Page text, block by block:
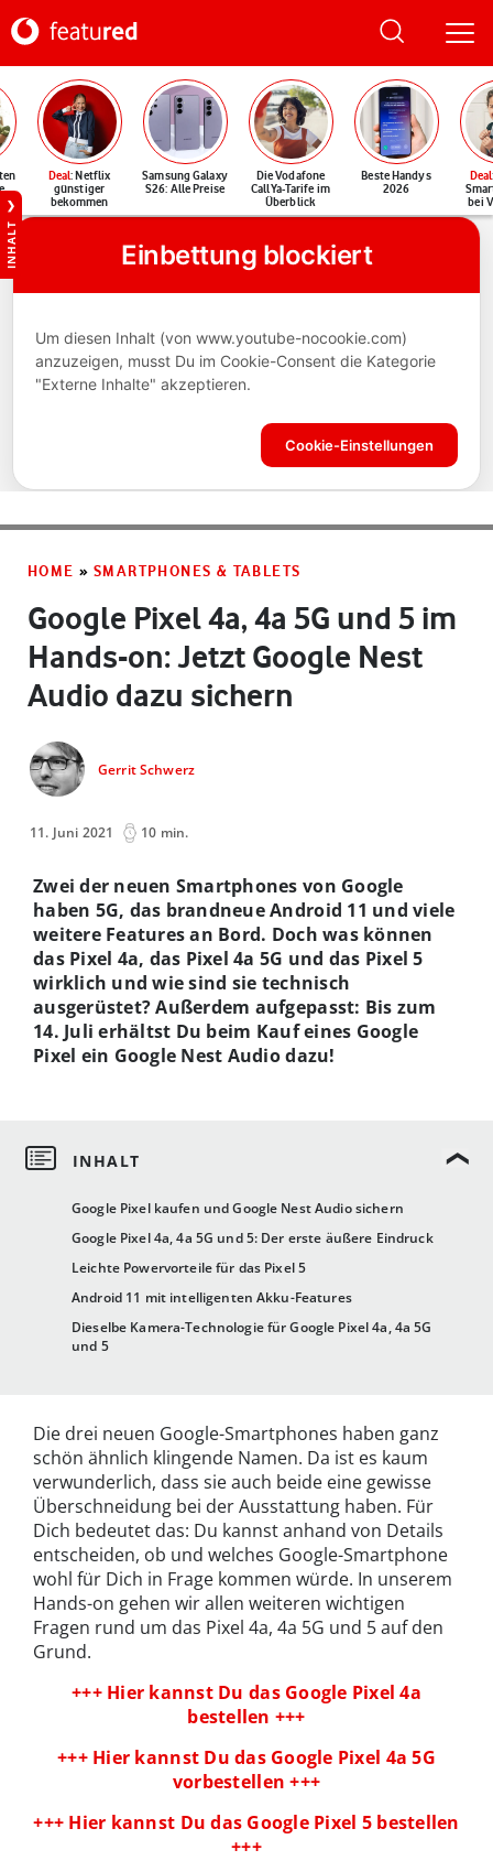
Deal: Netflix
günstiger
bekommen
Samsung Galaxy
S26: Alle Preise
Die Vodafone
CallYa-Tarife im
Überblick
Beste Handys
2026
Deal
bei
INHALT
HOME » SMARTPHONES & TABLETS
Google Pixel 4a, 4a 5G und 5 im
Hands-on: Jetzt Google Nest
Audio dazu sichern
Gerrit Schwerz
11. Juni 2021 10 min.
Google Pixel kaufen und Google Nest Audio sichern
Google Pixel 4a, 4a 5G und 5: Der erste äußere Eindruck
Leichte Powervorteile für das Pixel 5
Android 11 mit intelligenten Akku-Features
Dieselbe Kamera-Technologie für Google Pixel 4a, 4a 5G
und 5
Zwei der neuen Smartphones von Google
haben 5G, das brandneue Android 11 und viele
weitere Features an Bord. Doch was können
das Pixel 4a, das Pixel 4a 5G und das Pixel 5
wirklich und wie sind sie technisch
ausgerüstet? Außerdem aufgepasst: Bis zum
14. Juli erhältst Du beim Kauf eines Google
Pixel ein Google Nest Audio dazu!
Die drei neuen Google-Smartphones haben ganz
schön ähnlich klingende Namen. Da ist es kaum
verwunderlich, dass sie auch beide eine gewisse
Überschneidung bei der Ausstattung haben. Für
Dich bedeutet das: Du kannst anhand von Details
entscheiden, ob und welches Google-Smartphone
wohl für Dich in Frage kommen würde. In unserem
Hands-on gehen wir allen weiteren wichtigen
Fragen rund um das Pixel 4a, 4a 5G und 5 auf den
Grund.
+++ Hier kannst Du das Google Pixel 4a
bestellen +++
+++ Hier kannst Du das Google Pixel 4a 5G
vorbestellen +++
+++ Hier kannst Du das Google Pixel 5 bestellen
+++